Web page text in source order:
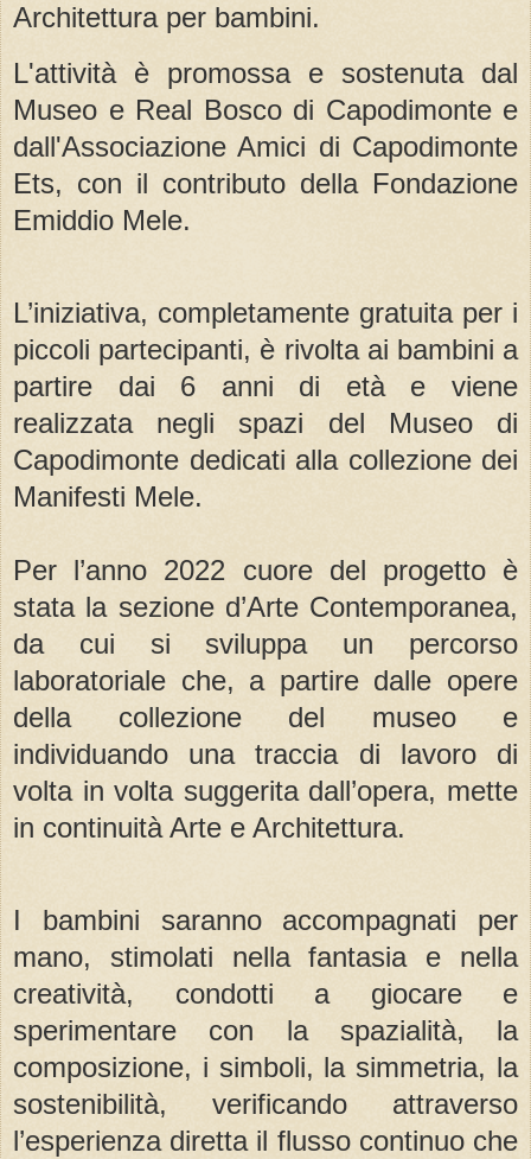
Architettura per bambini.
L'attività è promossa e sostenuta dal
Museo e Real Bosco di Capodimonte e
dall'Associazione Amici di Capodimonte
Ets, con il contributo della Fondazione
Emiddio Mele.
L’iniziativa, completamente gratuita per i
piccoli partecipanti, è rivolta ai bambini a
partire dai 6 anni di età e viene
realizzata negli spazi del Museo di
Capodimonte dedicati alla collezione dei
Manifesti Mele.
Per l’anno 2022 cuore del progetto è
stata la sezione d’Arte Contemporanea,
da cui si sviluppa un percorso
laboratoriale che, a partire dalle opere
della collezione del museo e
individuando una traccia di lavoro di
volta in volta suggerita dall’opera, mette
in continuità Arte e Architettura.
I bambini saranno accompagnati per
mano, stimolati nella fantasia e nella
creatività, condotti a giocare e
sperimentare con la spazialità, la
composizione, i simboli, la simmetria, la
sostenibilità, verificando attraverso
l’esperienza diretta il flusso continuo che